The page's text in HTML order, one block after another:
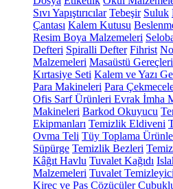
Sıvı Yapıştırıcılar Tebeşir Suluk
Çantası Kalem Kutusu
Resim Boya Malzemeleri
Defteri Spiralli Defter Fihrist
Malzemeleri Masaüstü Gereçleri
Kırtasiye Seti Kalem ve Yazı
Para Makineleri Para
Ofis Sarf Ürünleri Evrak İmha
Makineleri Barkod Okuyucu
Ekipmanları Temizlik Eldiveni
Ovma Teli Tüy Toplama
Süpürge Temizlik Bezleri
Kâğıt Havlu Tuvalet Kağıdı
Malzemeleri Tuvalet Temizleyici
Kireç ve Pas Çözücüler